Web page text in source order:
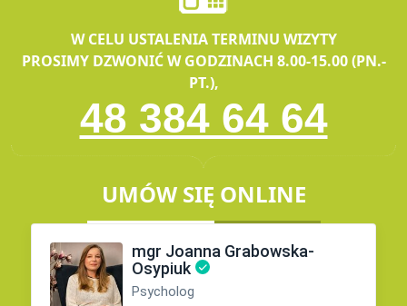
W CELU USTALENIA TERMINU WIZYTY
PROSIMY DZWONIĆ W GODZINACH 8.00-15.00 (PN.-
PT.),
48 384 64 64
UMÓW SIĘ ONLINE